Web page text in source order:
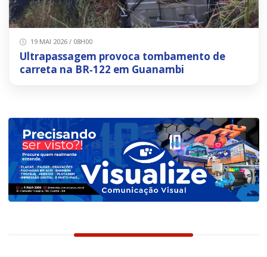
19 MAI 2026 / 08H00
Ultrapassagem provoca tombamento de
carreta na BR‑122 em Guanambi